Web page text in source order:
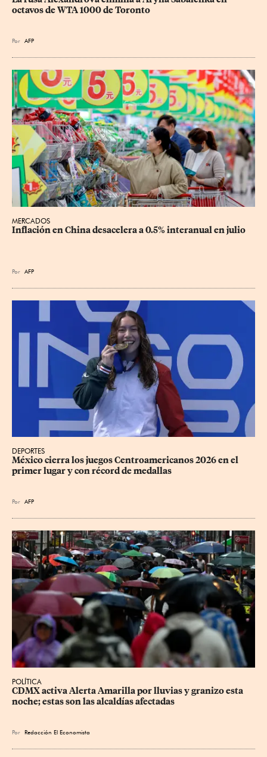
octavos de WTA 1000 de Toronto
Por AFP
MERCADOS
Inflación en China desacelera a 0.5% interanual en julio
Por AFP
DEPORTES
México cierra los juegos Centroamericanos 2026 en el
primer lugar y con récord de medallas
Por AFP
POLÍTICA
CDMX activa Alerta Amarilla por lluvias y granizo esta
noche; estas son las alcaldías afectadas
Por Redacción El Economista